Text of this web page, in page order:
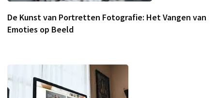
De Kunst van Portretten Fotografie: Het Vangen van
Emoties op Beeld